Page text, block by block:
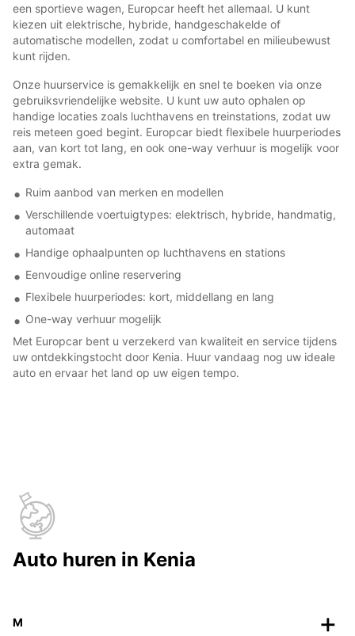
een sportieve wagen, Europcar heeft het allemaal. U kunt
kiezen uit elektrische, hybride, handgeschakelde of
automatische modellen, zodat u comfortabel en milieubewust
kunt rijden.
Onze huurservice is gemakkelijk en snel te boeken via onze
gebruiksvriendelijke website. U kunt uw auto ophalen op
handige locaties zoals luchthavens en treinstations, zodat uw
reis meteen goed begint. Europcar biedt flexibele huurperiodes
aan, van kort tot lang, en ook one-way verhuur is mogelijk voor
extra gemak.
Ruim aanbod van merken en modellen
Verschillende voertuigtypes: elektrisch, hybride, handmatig,
automaat
Handige ophaalpunten op luchthavens en stations
Eenvoudige online reservering
Flexibele huurperiodes: kort, middellang en lang
One-way verhuur mogelijk
Met Europcar bent u verzekerd van kwaliteit en service tijdens
uw ontdekkingstocht door Kenia. Huur vandaag nog uw ideale
auto en ervaar het land op uw eigen tempo.
Auto huren in Kenia
M